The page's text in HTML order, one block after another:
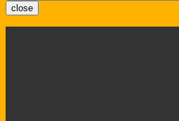
close